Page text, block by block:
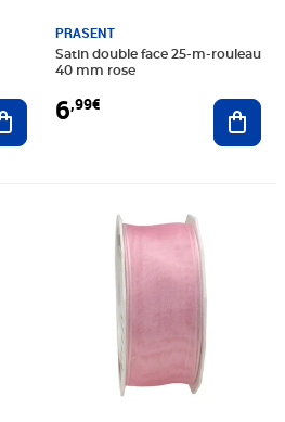
Ajouter au panier
PRASENT
Satin double face 25-m-rouleau
40 mm rose
6,99€
Prix 9,75€